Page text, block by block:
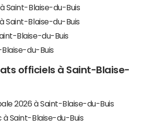
Saint-Blaise-du-Buis
Saint-Blaise-du-Buis
Blaise-du-Buis
du-Buis
officiels à Saint-Blaise-
2026 à Saint-Blaise-du-Buis
à Saint-Blaise-du-Buis